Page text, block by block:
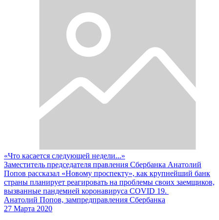
«Что касается следующей недели...»
Заместитель председателя правления Сбербанка Анатолий
Попов рассказал «Новому проспекту», как крупнейший банк
страны планирует реагировать на проблемы своих заемщиков,
вызванные пандемией коронавируса COVID 19.
Анатолий Попов, зампредправления Сбербанка
27 Марта 2020